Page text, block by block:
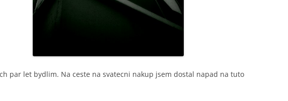
par let bydlim. Na ceste na svatecni nakup jsem dostal napad na tuto